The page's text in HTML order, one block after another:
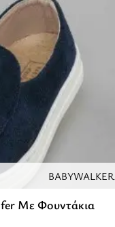
BABYWALKER
Με Φουντάκια